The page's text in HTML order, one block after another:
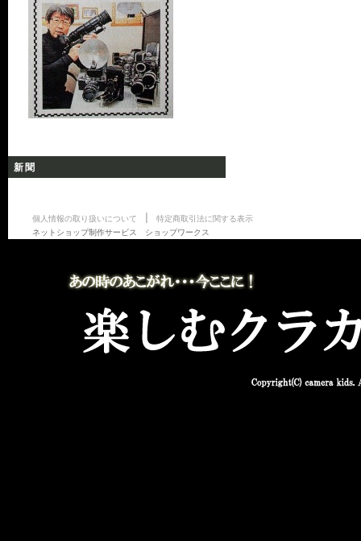
新聞
個人情報の取り扱いについて
特定商取引法に関する表示
ネットショップ制作サービス ショップワークス